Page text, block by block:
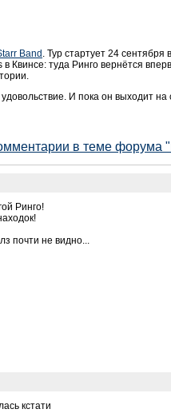
Band . Тур стартует 24
туда Ринго вернётся
И пока он выходит на
в теме форума
Ринго!
почти не видно...
кстати